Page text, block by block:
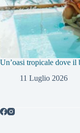
Un’oasi tropicale dove il
11 Luglio 2026